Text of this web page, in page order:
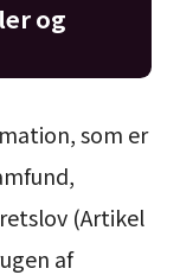
og
som er
(Artikel
af